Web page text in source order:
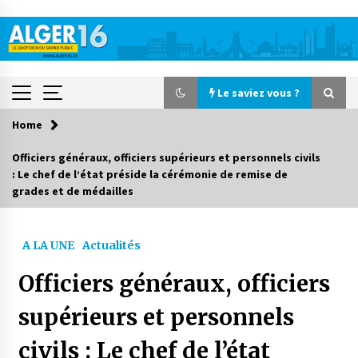
content
Le saviez vous ?
Le saviez vous ?
Accidents de la circulation : 11 décès et 243
blessés en 24 heures
2 jours ago
Parking de la Promenade des Sablettes : Mis en
service de bornes automatiques
Home
Officiers généraux, officiers supérieurs et personnels civils
: Le chef de l’état préside la cérémonie de remise de
grades et de médailles
A LA UNE Actualités
Officiers généraux, officiers
supérieurs et personnels
civils : Le chef de l’état